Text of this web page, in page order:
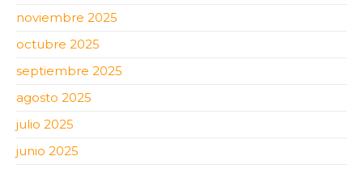
noviembre 2025
octubre 2025
septiembre 2025
agosto 2025
julio 2025
junio 2025